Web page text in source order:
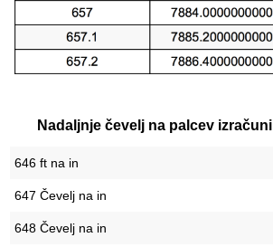
Nadaljnje čevelj na palcev izračuni
646 ft na in
647 Čevelj na in
648 Čevelj na in